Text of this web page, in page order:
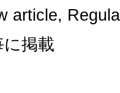
article,
掲載